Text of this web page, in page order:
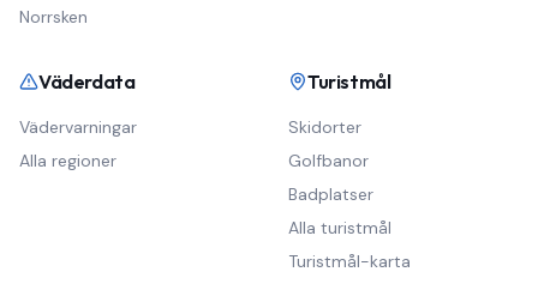
Norrsken
Väderdata
Vädervarningar
Alla regioner
Turistmål
Skidorter
Golfbanor
Badplatser
Alla turistmål
Turistmål-karta